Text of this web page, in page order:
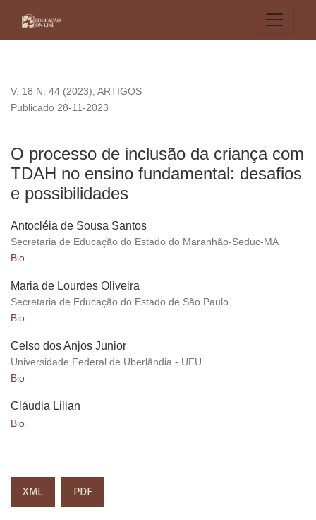
V. 18 N. 44 (2023), ARTIGOS
O processo de inclusão da criança com
TDAH no ensino fundamental: desafios
e possibilidades
Publicado 28-11-2023
Antocléia de Sousa Santos
Secretaria de Educação do Estado do Maranhão-Seduc-MA
Bio
Maria de Lourdes Oliveira
Secretaria de Educação do Estado de São Paulo
Bio
Celso dos Anjos Junior
Universidade Federal de Uberlândia - UFU
Bio
Cláudia Lilian
Bio
XML PDF